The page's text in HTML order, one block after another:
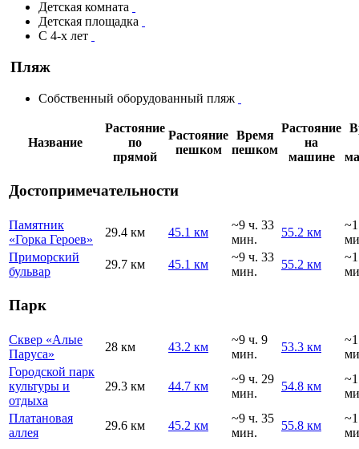
Детская комната
Детская площадка
С 4-х лет
Пляж
Собственный оборудованный пляж
Название
Растояние
по
прямой
Растояние
пешком
Время
пешком
Растояние
на
машине
Достопримечательности
Памятник
«Горка Героев»
29.4 км 45.1 км
~9 ч. 33
мин.
55.2 км
Приморский
бульвар
29.7 км 45.1 км
~9 ч. 33
мин.
55.2 км
Парк
Сквер «Алые
Паруса»
28 км 43.2 км
~9 ч. 9
мин.
53.3 км
Городской парк
культуры и
отдыха
29.3 км 44.7 км
~9 ч. 29
мин.
54.8 км
Платановая
аллея
29.6 км 45.2 км
~9 ч. 35
мин.
55.8 км